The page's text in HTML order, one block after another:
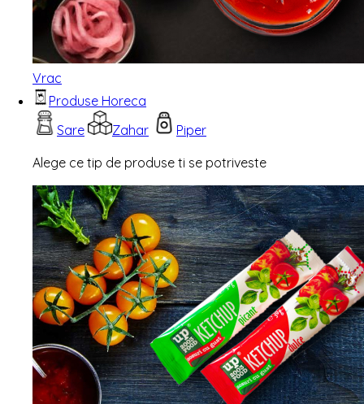
Vrac
Produse Horeca
Sare
Zahar
Piper
Alege ce tip de produse ti se potriveste